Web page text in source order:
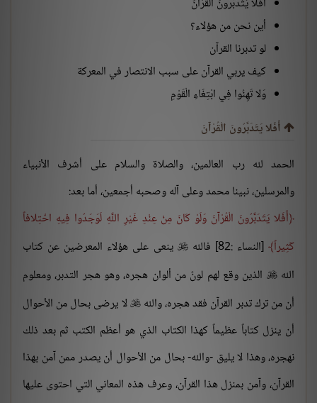
أَفَلا يَتَدَبَّرُونَ الْقُرْآنَ
أين نحن من هؤلاء؟
لو تدبرنا القرآن
كيف يربي القرآن على سبب الانتصار في المعركة
وَلا تَهِنُوا فِي ابْتِغَاءِ الْقَوْمِ
أَفَلا يَتَدَبَّرُونَ الْقُرْآنَ
الحمد لله رب العالمين، والصلاة والسلام على أشرف الأنبياء
والمرسلين، نبينا محمد وعلى آله وصحبه أجمعين، أما بعد:
أَفَلا يَتَدَبَّرُونَ الْقُرْآنَ وَلَوْ كَانَ مِنْ عِنْدِ غَيْرِ اللَّهِ لَوَجَدُوا فِيهِ اخْتِلافاً
كَثِيراً [النساء :82] فالله  ينعى على هؤلاء المعرضين عن كتاب
الله الذين وقع لهم لونٌ من ألوان هجره، وهو هجر التدبر، ومعلوم
أن من ترك تدبر القرآن فقد هجره، والله لا يرضى بحال من الأحوال
أن ينزل كتاباً عظيماً كهذا الكتاب الذي هو أعظم الكتب ثم بعد ذلك
نهجره، وهذا لا يليق -والله- بحال من الأحوال أن يصدر ممن آمن بهذا
القرآن، وآمن بمنزل هذا القرآن، وعرف هذه المعاني التي احتوى عليها